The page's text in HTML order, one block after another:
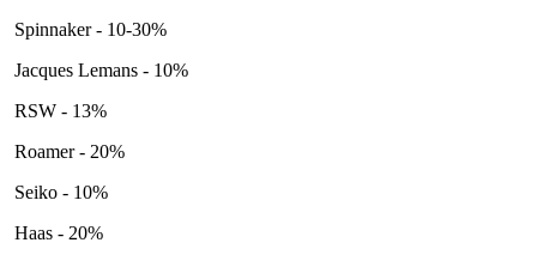
Spinnaker - 10-30%
Jacques Lemans - 10%
RSW - 13%
Roamer - 20%
Seiko - 10%
Haas - 20%